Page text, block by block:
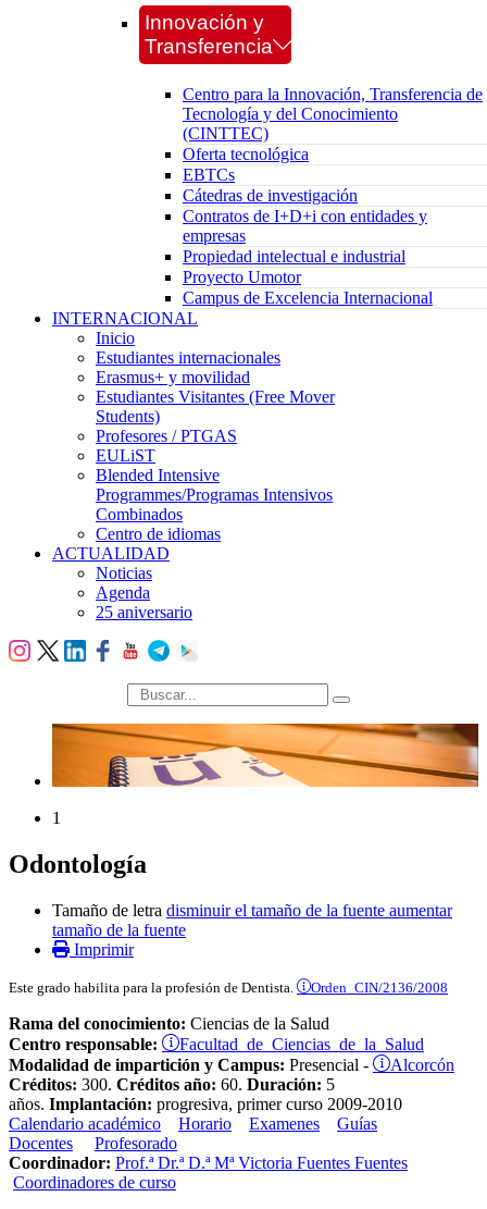
Innovación y
Transferencia
Centro para la Innovación, Transferencia de
Tecnología y del Conocimiento
(CINTTEC)
Oferta tecnológica
EBTCs
Cátedras de investigación
Contratos de I+D+i con entidades y
empresas
Propiedad intelectual e industrial
Proyecto Umotor
Campus de Excelencia Internacional
INTERNACIONAL
Inicio
Estudiantes internacionales
Erasmus+ y movilidad
Estudiantes Visitantes (Free Mover
Students)
Profesores / PTGAS
EULiST
Blended Intensive
Programmes/Programas Intensivos
Combinados
Centro de idiomas
ACTUALIDAD
Noticias
Agenda
25 aniversario
búsqueda
1
Odontología
Tamaño de letra disminuir el tamaño de la fuente aumentar
tamaño de la fuente
Imprimir
Este grado habilita para la profesión de Dentista. Orden CIN/2136/2008
Rama del conocimiento: Ciencias de la Salud
Centro responsable:
Facultad de Ciencias de la Salud
Modalidad de impartición y Campus: Presencial - Alcorcón
Créditos: 300. Créditos año: 60. Duración: 5
años. Implantación: progresiva, primer curso 2009-2010
Calendario académico
Horario Examenes
Guías
Docentes
Profesorado
Coordinador: Prof.ª Dr.ª D.ª Mª Victoria Fuentes Fuentes
Coordinadores de curso